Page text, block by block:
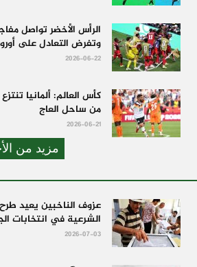
الرأس الأخضر تواصل
وتفرض التعادل على
2026-06-22
كأس العالم: ألمانيا تنتزع
من ساحل العاج
2026-06-21
مزيد من
عزوف الناخبين يعيد
الشرعية في انتخابات
2026-07-03